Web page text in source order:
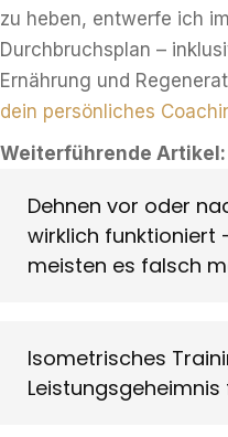
zu heben, entwerfe ich
Durchbruchsplan –
Ernährung und
dein persönliches
Weiterführende Artikel:
Dehnen vor oder
wirklich funktioniert
meisten es falsch
Isometrisches